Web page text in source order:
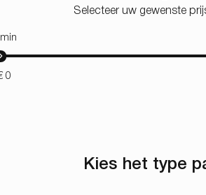
Selecteer uw gewenste
min
Kies het type